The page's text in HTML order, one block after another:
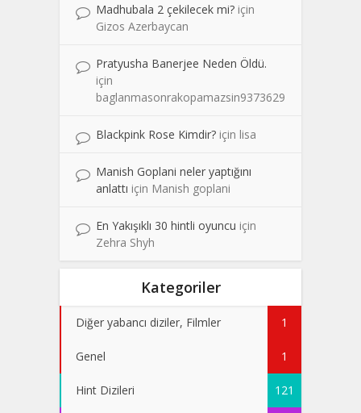
Madhubala 2 çekilecek mi? için
Gizos Azerbaycan
Pratyusha Banerjee Neden Öldü.
için
baglanmasonrakopamazsin9373629
Blackpink Rose Kimdir? için lisa
Manish Goplani neler yaptığını
anlattı için Manish goplani
En Yakışıklı 30 hintli oyuncu için
Zehra Shyh
Kategoriler
Diğer yabancı diziler, Filmler 1
Genel 1
Hint Dizileri 121